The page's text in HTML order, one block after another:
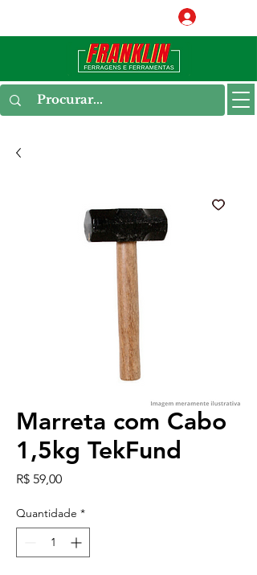
Marreta com Cabo
1,5kg TekFund
R$ 59,00Preço
Quantidade *